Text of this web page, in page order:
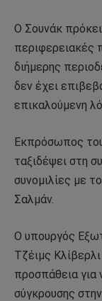
Ο Σουνάκ
περιφερειακές
διήμερης
δεν έχει
επικαλούμενη
Εκπρόσωπος
ταξιδέψει στη
συνομιλίες με
Σαλμάν.
Ο υπουργός
Τζέιμς
προσπάθεια για
σύγκρουσης